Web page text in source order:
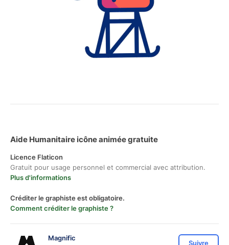
Aide Humanitaire icône animée gratuite
Licence Flaticon
Gratuit pour usage personnel et commercial avec attribution.
Plus d'informations
Créditer le graphiste est obligatoire.
Comment créditer le graphiste ?
Magnific
Suivre